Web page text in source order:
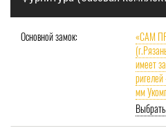
Основной замок:
«САМ
имеет
мм